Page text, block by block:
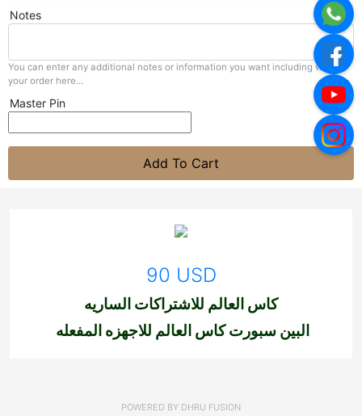
Notes
You can enter any additional notes or information you want including with
your order here...
Master Pin
Add To Cart
90 USD
كاس العالم للاشتراكات الساريه
البين سبورت كاس العالم للاجهزه المفعله
POWERED BY DHRU FUSION